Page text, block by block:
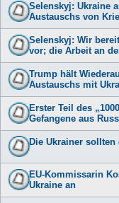
Selenskyj: Ukraine
Austauschs von
Selenskyj: Wir
vor; die Arbeit an
Trump hält
Austauschs mit
Erster Teil des
Gefangene aus
Die Ukrainer sollten
EU-Kommissarin
Ukraine an